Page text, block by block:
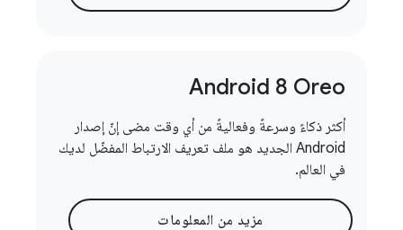
Android 8 Oreo
أكثر ذكاءً وسرعةً وفعاليةً من أي وقت مضى إنّ إصدار
Android الجديد هو ملف تعريف الارتباط المفضّل لديك
في العالم.
مزيد من المعلومات